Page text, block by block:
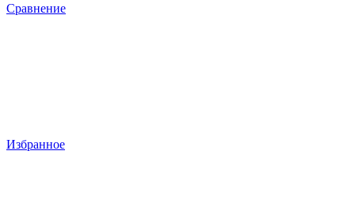
Сравнение
Избранное